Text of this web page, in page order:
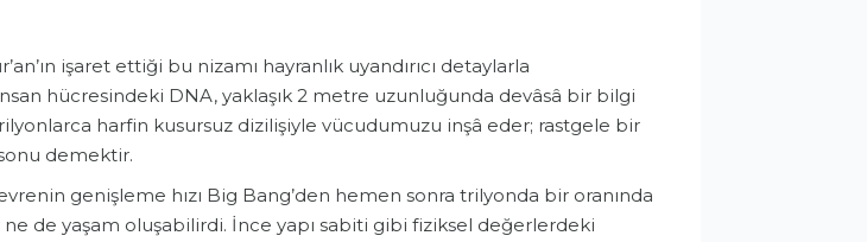
işaret ettiği bu nizamı hayranlık uyandırıcı detaylarla
hücresindeki DNA, yaklaşık 2 metre uzunluğunda devâsâ bir bilgi
harfin kusursuz dizilişiyle vücudumuzu inşâ eder; rastgele bir
demektir.
genişleme hızı Big Bang’den hemen sonra trilyonda bir oranında
ne de yaşam oluşabilirdi. İnce yapı sabiti gibi fiziksel değerlerdeki